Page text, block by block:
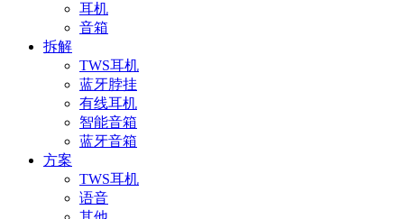
耳机
音箱
拆解
TWS耳机
蓝牙脖挂
有线耳机
智能音箱
蓝牙音箱
方案
TWS耳机
语音